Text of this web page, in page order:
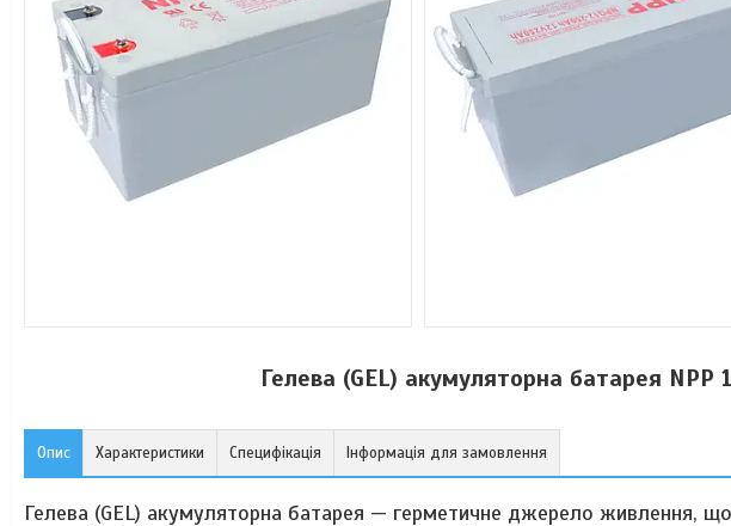
Гелева (GEL) акумуляторна батарея NPP
Опис Характеристики Специфікація Інформація для замовлення
Гелева (GEL) акумуляторна батарея — герметичне джерело живлення, що